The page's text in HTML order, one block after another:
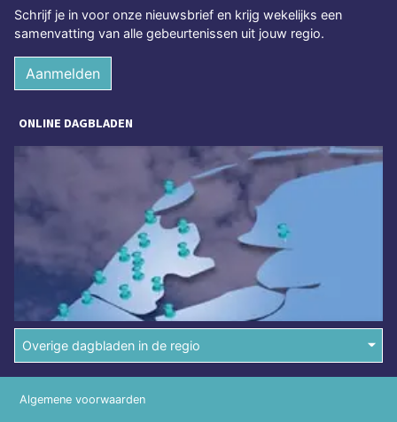
Schrijf je in voor onze nieuwsbrief en krijg wekelijks een
samenvatting van alle gebeurtenissen uit jouw regio.
Aanmelden
ONLINE DAGBLADEN
Overige dagbladen in de regio
Algemene voorwaarden